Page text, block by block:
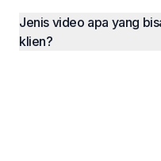
Jenis video apa yang
klien?